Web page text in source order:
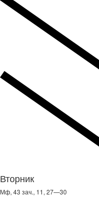
Вторник
Мф, 43 зач., 11, 27—30